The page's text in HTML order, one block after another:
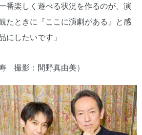
番楽しく遊べる状況を作るのが、演
たときに『ここに演劇がある』と感
にしたいです」
撮影：間野真由美）